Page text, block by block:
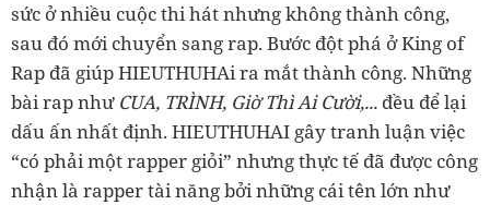
sức ở nhiều cuộc thi hát nhưng không thành công,
sau đó mới chuyển sang rap. Bước đột phá ở King of
Rap đã giúp HIEUTHUHAi ra mắt thành công. Những
bài rap như CUA, TRÌNH, Giờ Thì Ai Cười,... đều để lại
dấu ấn nhất định. HIEUTHUHAI gây tranh luận việc
“có phải một rapper giỏi” nhưng thực tế đã được công
nhận là rapper tài năng bởi những cái tên lớn như